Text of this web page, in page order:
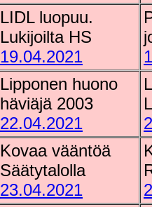
LIDL luopuu.
Lukijoilta HS
19.04.2021
Lipponen huono
häviäjä 2003
22.04.2021
Kovaa vääntöä
Säätytalolla
23.04.2021